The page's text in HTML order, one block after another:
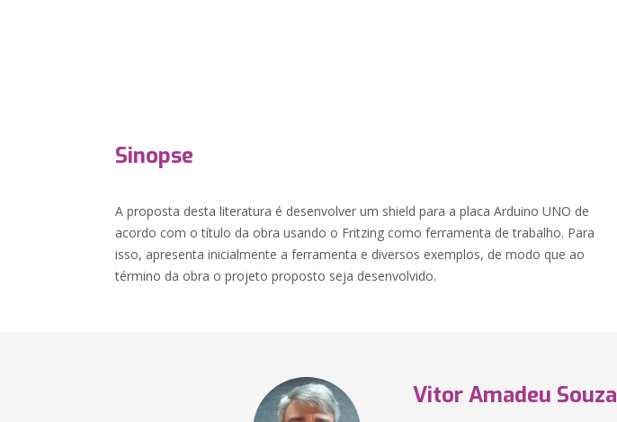
Sinopse
A proposta desta literatura é desenvolver um shield para a placa Arduino UNO de
acordo com o título da obra usando o Fritzing como ferramenta de trabalho. Para
isso, apresenta inicialmente a ferramenta e diversos exemplos, de modo que ao
término da obra o projeto proposto seja desenvolvido.
Vitor Amadeu Souza